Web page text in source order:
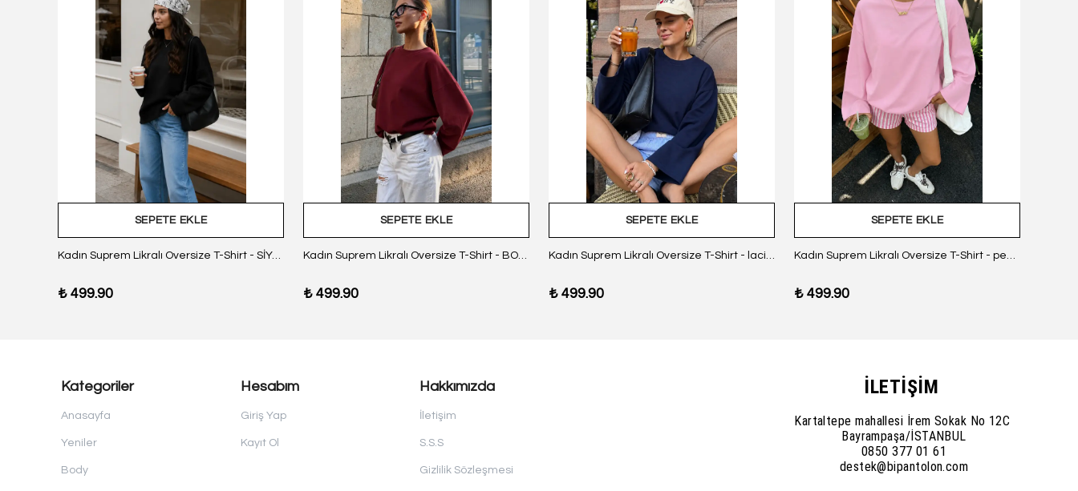
SEPETE EKLE
Kadın Suprem Likralı Oversize T-Shirt - SİYAH
₺ 499.90
SEPETE EKLE
Kadın Suprem Likralı Oversize T-Shirt - BORDO
₺ 499.90
SEPETE EKLE
Kadın Suprem Likralı Oversize T-Shirt - lacivert
₺ 499.90
SEPETE EKLE
Kadın Suprem Likralı Oversize T-Shirt - pembe
₺ 499.90
Kategoriler
Anasayfa
Yeniler
Body
Hesabım
Giriş Yap
Kayıt Ol
Hakkımızda
İletişim
S.S.S
Gizlilik Sözleşmesi
İLETİŞİM
Kartaltepe mahallesi İrem Sokak No 12C
Bayrampaşa/İSTANBUL
0850 377 01 61
destek@bipantolon.com